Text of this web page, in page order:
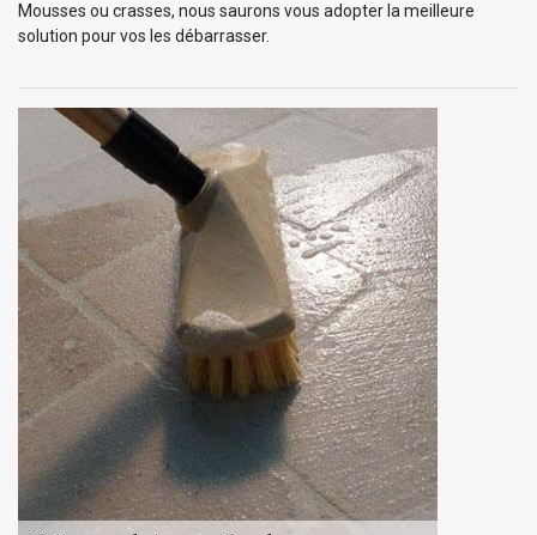
Mousses ou crasses, nous saurons vous adopter la meilleure
solution pour vos les débarrasser.